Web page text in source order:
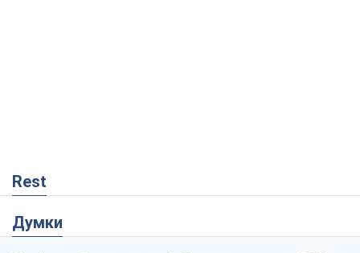
Rest
Думки